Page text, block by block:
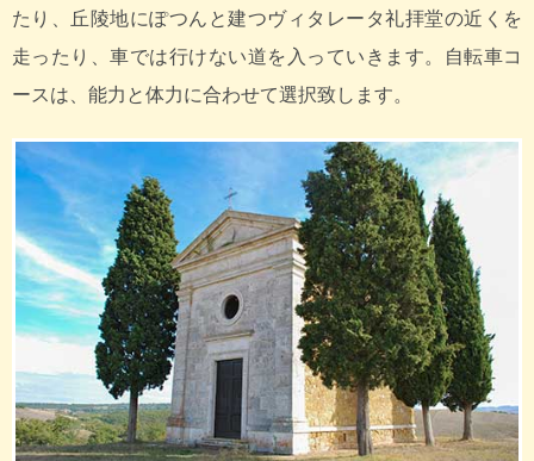
たり、丘陵地にぽつんと建つヴィタレータ礼拝堂の近くを
走ったり、車では行けない道を入っていきます。自転車コ
ースは、能力と体力に合わせて選択致します。